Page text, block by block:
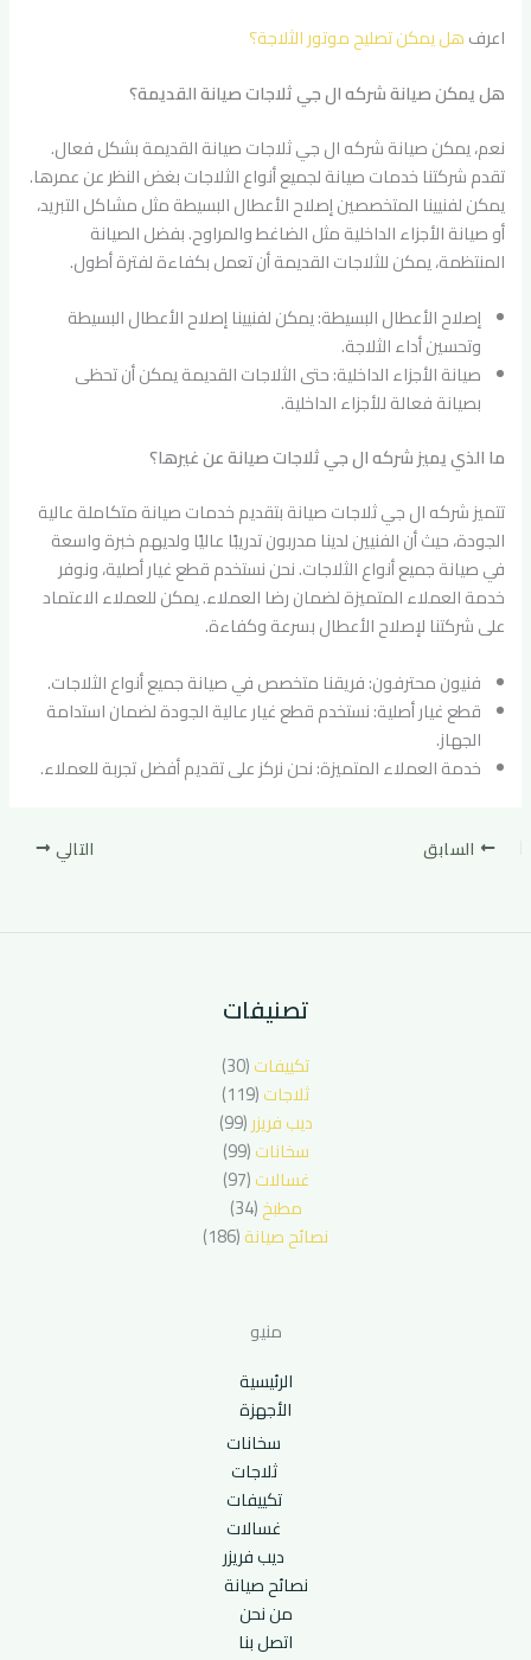
اعرفهل يمكن تصليح موتور الثلاجة؟
هل يمكن صيانة شركه ال جي ثلاجات صيانة القديمة؟
نعم، يمكن صيانة شركه ال جي ثلاجات صيانة القديمة بشكل فعال.
تقدم شركتنا خدمات صيانة لجميع أنواع الثلاجات بغض النظر عن عمرها.
يمكن لفنيينا المتخصصين إصلاح الأعطال البسيطة مثل مشاكل التبريد،
أو صيانة الأجزاء الداخلية مثل الضاغط والمراوح. بفضل الصيانة
المنتظمة، يمكن للثلاجات القديمة أن تعمل بكفاءة لفترة أطول.
إصلاح الأعطال البسيطة: يمكن لفنيينا إصلاح الأعطال البسيطة
وتحسين أداء الثلاجة.
صيانة الأجزاء الداخلية: حتى الثلاجات القديمة يمكن أن تحظى
بصيانة فعالة للأجزاء الداخلية.
ما الذي يميز شركه ال جي ثلاجات صيانة عن غيرها؟
تتميز شركه ال جي ثلاجات صيانة بتقديم خدمات صيانة متكاملة عالية
الجودة، حيث أن الفنيين لدينا مدربون تدريبًا عاليًا ولديهم خبرة واسعة
في صيانة جميع أنواع الثلاجات. نحن نستخدم قطع غيار أصلية، ونوفر
خدمة العملاء المتميزة لضمان رضا العملاء. يمكن للعملاء الاعتماد
على شركتنا لإصلاح الأعطال بسرعة وكفاءة.
فنيون محترفون: فريقنا متخصص في صيانة جميع أنواع الثلاجات.
قطع غيار أصلية: نستخدم قطع غيار عالية الجودة لضمان استدامة
الجهاز.
خدمة العملاء المتميزة: نحن نركز على تقديم أفضل تجربة للعملاء.
السابق التالي
تصنيفات
تكييفات(30)
ثلاجات(119)
ديب فريزر(99)
سخانات(99)
غسالات(97)
مطبخ(34)
نصائح صيانة(186)
منيو
الرئيسية
الأجهزة
سخانات
ثلاجات
تكييفات
غسالات
ديب فريزر
نصائح صيانة
من نحن
اتصل بنا